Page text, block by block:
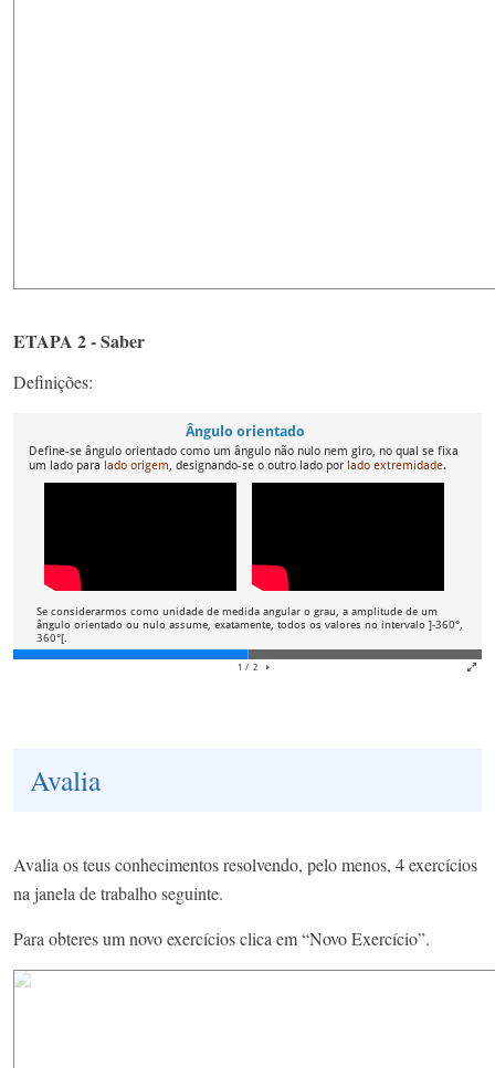
ETAPA 2 - Saber
Definições:
Avalia
Avalia os teus conhecimentos resolvendo, pelo menos, 4 exercícios
na janela de trabalho seguinte.
Para obteres um novo exercícios clica em “Novo Exercício”.